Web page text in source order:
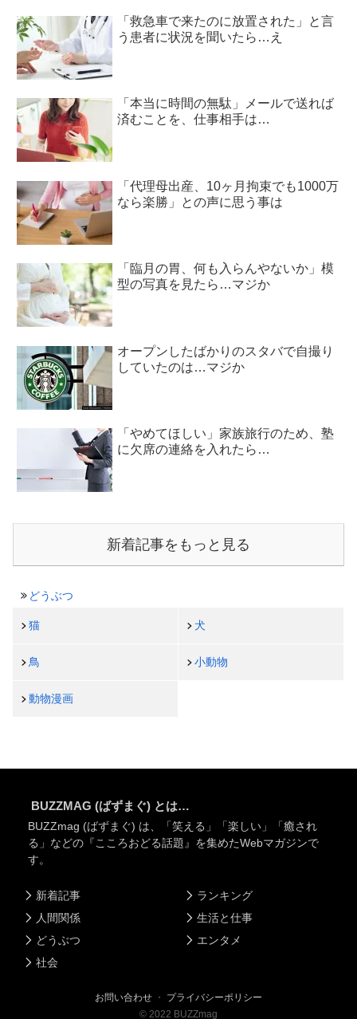
「救急車で来たのに放置された」と言
う患者に状況を聞いたら…え
「本当に時間の無駄」メールで送れば
済むことを、仕事相手は…
「代理母出産、10ヶ月拘束でも1000万
なら楽勝」との声に思う事は
「臨月の胃、何も入らんやないか」模
型の写真を見たら…マジか
オープンしたばかりのスタバで自撮り
していたのは…マジか
「やめてほしい」家族旅行のため、塾
に欠席の連絡を入れたら…
新着記事をもっと見る
どうぶつ
猫 犬
鳥 小動物
動物漫画
BUZZMAG (ばずまぐ) とは…
BUZZmag (ばずまぐ) は、「笑える」「楽しい」「癒され
る」などの『こころおどる話題』を集めたWebマガジンで
す。
新着記事
人間関係
どうぶつ
社会
ランキング
生活と仕事
エンタメ
お問い合わせ ・ プライバシーポリシー
© 2022 BUZZmag